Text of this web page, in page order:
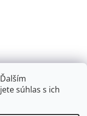
súhlas s ich